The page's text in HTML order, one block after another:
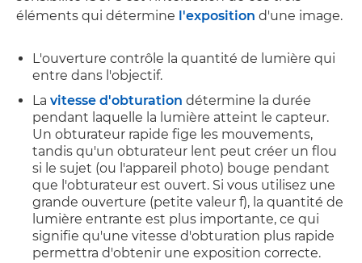
éléments qui détermine l'exposition d'une image.
L'ouverture contrôle la quantité de lumière qui
entre dans l'objectif.
La vitesse d'obturation détermine la durée
pendant laquelle la lumière atteint le capteur.
Un obturateur rapide fige les mouvements,
tandis qu'un obturateur lent peut créer un flou
si le sujet (ou l'appareil photo) bouge pendant
que l'obturateur est ouvert. Si vous utilisez une
grande ouverture (petite valeur f), la quantité de
lumière entrante est plus importante, ce qui
signifie qu'une vitesse d'obturation plus rapide
permettra d'obtenir une exposition correcte.